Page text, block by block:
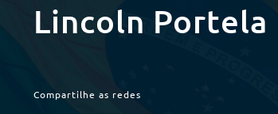
Lincoln Portela
Compartilhe as redes